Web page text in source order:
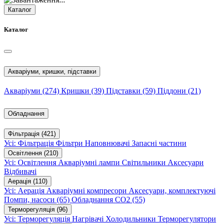
Каталог
Каталог
Акваріуми, кришки, підставки
Акваріуми (274) Кришки (39) Підставки (59) Піддони (21)
Обладнання
Фільтрація (421)
Усі: Фільтрація Фільтри Наповнювачі Запасні частини
Освітлення (210)
Усі: Освітлення Акваріумні лампи Світильники Аксесуари
Відбивачі
Аерація (110)
Усі: Аерація Акваріумні компресори Аксесуари, комплектуючі
Помпи, насоси (65) Обладнання CO2 (55)
Терморегуляція (96)
Усі: Терморегуляція Нагрівачі Холодильники Терморегулятори